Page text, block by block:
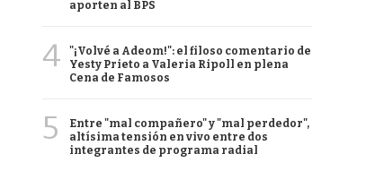
aporten al BPS
4
"¡Volvé a Adeom!": el filoso comentario de
Yesty Prieto a Valeria Ripoll en plena
Cena de Famosos
5
Entre "mal compañero" y "mal perdedor",
altísima tensión en vivo entre dos
integrantes de programa radial